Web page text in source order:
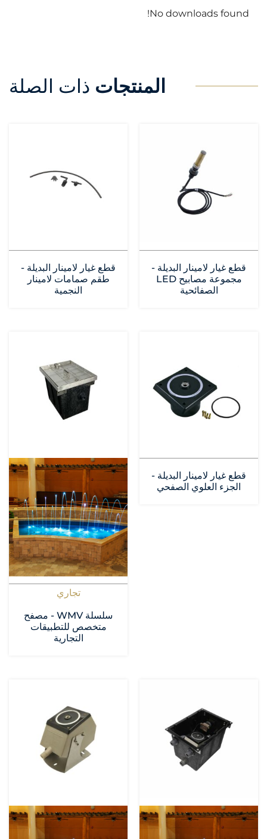
No downloads found!
المنتجات ذات الصلة
قطع غيار لامينار البديلة -
مجموعة مصابيح LED
الصفائحية
قطع غيار لامينار البديلة -
طقم صمامات لامينار
النجمية
قطع غيار لامينار البديلة -
الجزء العلوي الصفحي
تجاري
سلسلة WMV - مصفح
متخصص للتطبيقات
التجارية